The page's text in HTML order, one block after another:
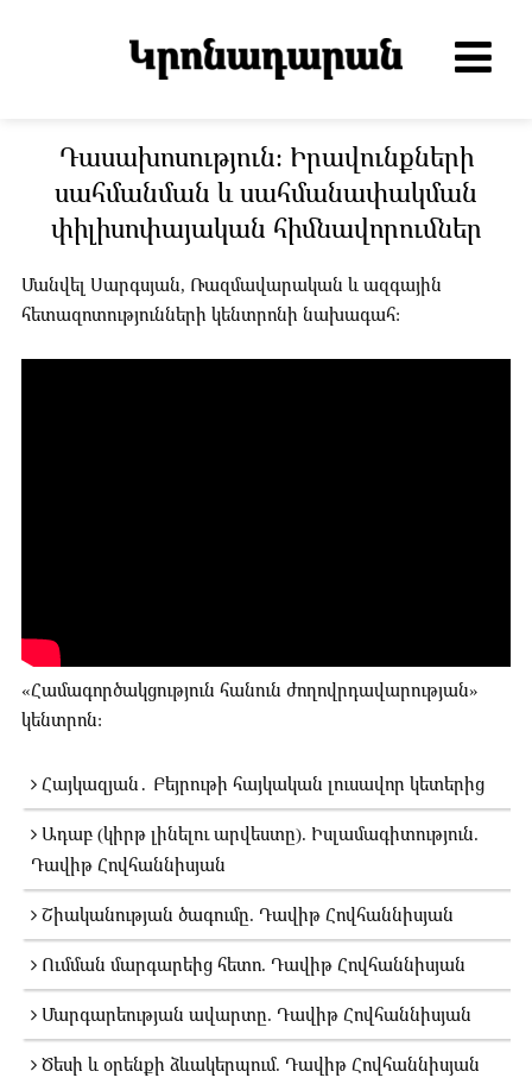
Դասախոսություն: Իրավունքների
սահմանման և սահմանափակման
փիլիսոփայական հիմնավորումներ
Մանվել Սարգսյան, Ռազմավարական և ազգային
հետազոտությունների կենտրոնի նախագահ:
«Համագործակցություն հանուն ժողովրդավարության»
կենտրոն:
Հայկազյան․ Բեյրութի հայկական լուսավոր կետերից
Ադաբ (կիրթ լինելու արվեստը). Իսլամագիտություն.
Դավիթ Հովհաննիսյան
Շիականության ծագումը. Դավիթ Հովհաննիսյան
Ումման մարգարեից հետո. Դավիթ Հովհաննիսյան
Մարգարեության ավարտը. Դավիթ Հովհաննիսյան
Ծեսի և օրենքի ձևակերպում. Դավիթ Հովհաննիսյան